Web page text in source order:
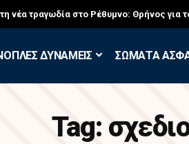
νέα τραγωδία στο Ρέθυμνο: Θρήνος για
ΔΥΝΑΜΕΙΣ ΣΩΜΑΤΑ
Tag: